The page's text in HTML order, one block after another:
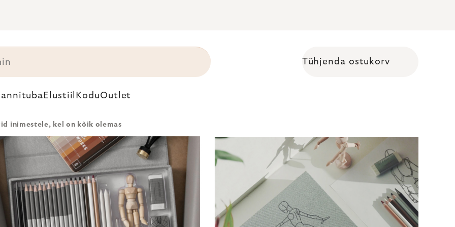
Tühjenda ostukorv
Elustiil KoduOutlet
inimestele, kel on kõik olemas